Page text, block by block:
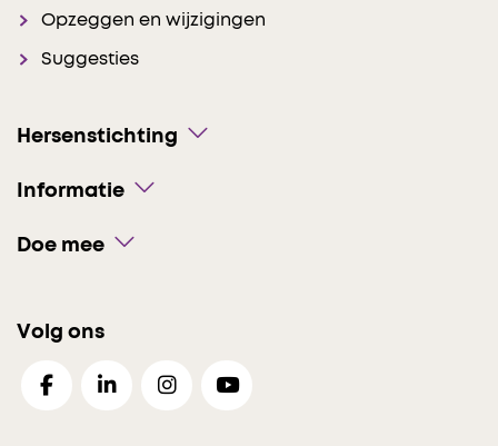
Opzeggen en wijzigingen
Suggesties
Hersenstichting
Informatie
Doe mee
Volg ons